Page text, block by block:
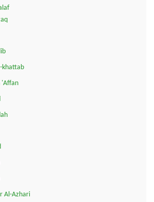
khattab
'Affan
Al-Azhari